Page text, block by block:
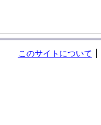
このサイトについて